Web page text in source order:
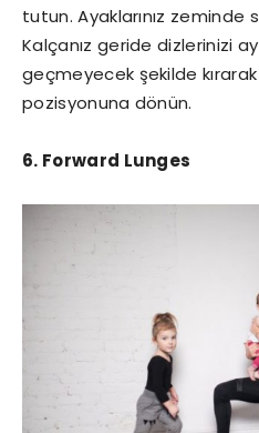
tutun. Ayaklarınız zeminde
Kalçanız geride dizlerinizi
geçmeyecek şekilde
pozisyonuna dönün.
6. Forward Lunges